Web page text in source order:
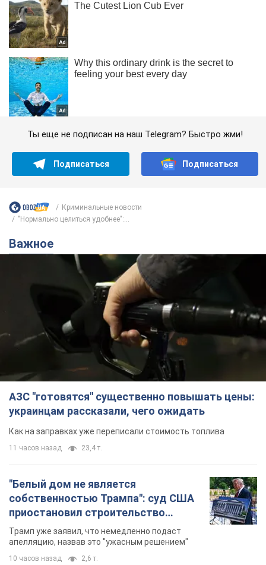
Ты еще не подписан на наш Telegram? Быстро жми!
Подписаться Подписаться
Криминальные новости
"Нормально целиться удобнее":...
Важное
АЗС "готовятся" существенно повышать цены:
украинцам рассказали, чего ожидать
Как на заправках уже переписали стоимость топлива
11 часов назад 23,4 т.
"Белый дом не является
собственностью Трампа": суд США
приостановил строительство
бального зала стоимостью 400 млн
долларов
Трамп уже заявил, что немедленно подаст
апелляцию, назвав это "ужасным решением"
10 часов назад 2,6 т.